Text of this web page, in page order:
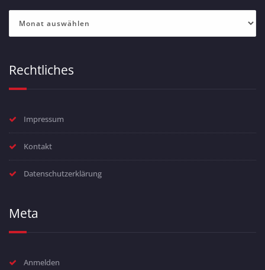
Rechtliches
Impressum
Kontakt
Datenschutzerklärung
Meta
Anmelden